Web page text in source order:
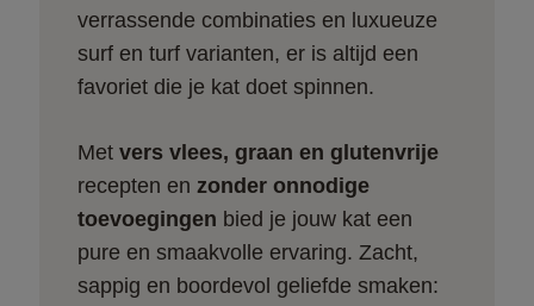
verrassende combinaties en luxueuze
surf en turf varianten, er is altijd een
favoriet die je kat doet spinnen.
Met vers vlees, graan en glutenvrije
recepten en zonder onnodige
toevoegingen bied je jouw kat een
pure en smaakvolle ervaring. Zacht,
sappig en boordevol geliefde smaken: